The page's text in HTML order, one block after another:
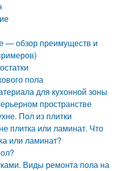
— обзор преимуществ и
пола
для кухонной зоны
пространстве
Пол из плитки
плитка или ламинат. Что
или ламинат?
Виды ремонта пола на